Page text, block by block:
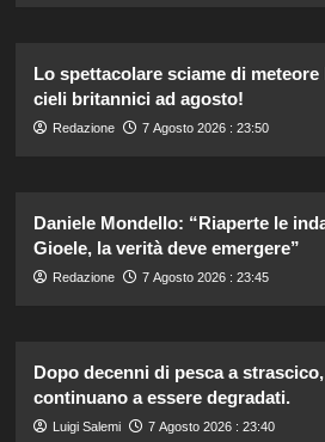
Lo spettacolare sciame di
cieli britannici ad agosto!
Redazione 7 Agosto 2026 : 23:50
Daniele Mondello: “Riaperte le
Gioele, la verità deve emergere”
Redazione 7 Agosto 2026 : 23:45
Dopo decenni di pesca a
continuano a essere degradati.
Luigi Salemi 7 Agosto 2026 : 23:40